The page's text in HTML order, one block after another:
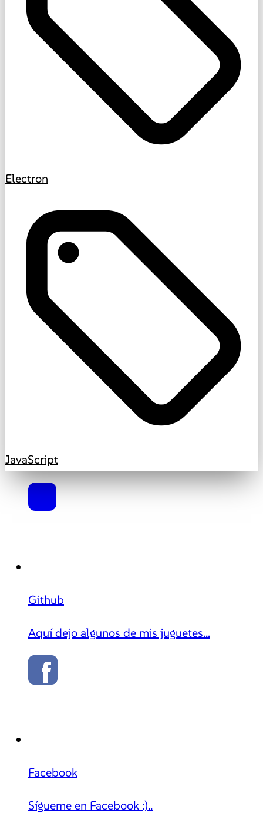
Electron
JavaScript
Github
Aquí dejo algunos de mis juguetes...
Facebook
Sígueme en Facebook :)..